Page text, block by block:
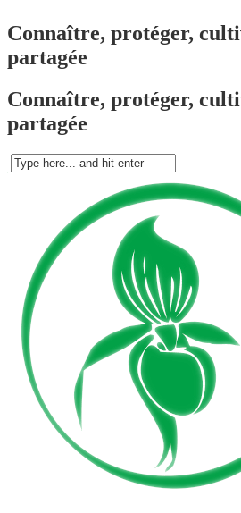
Connaître, protéger,
partagée
Connaître, protéger,
partagée